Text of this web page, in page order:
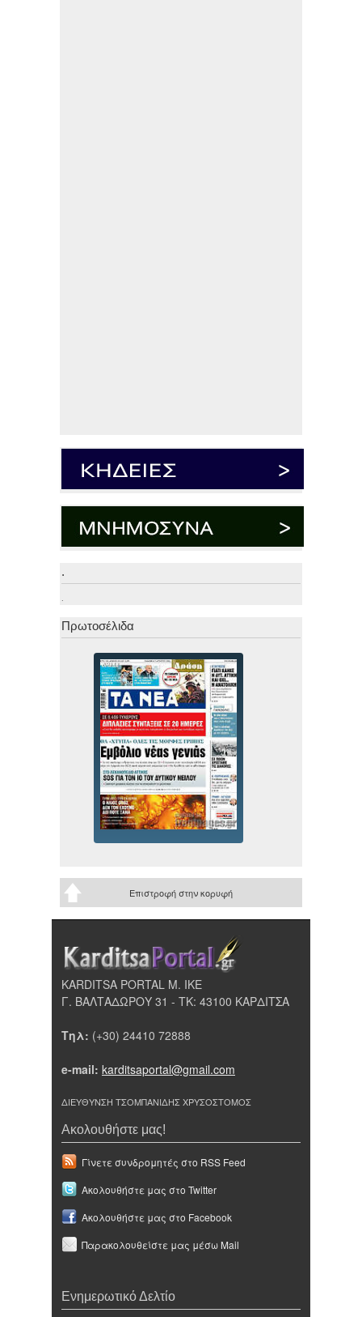
.
.
Πρωτοσέλιδα
Επιστροφή στην κορυφή
KARDITSA PORTAL Μ. ΙΚΕ
Γ. ΒΑΛΤΑΔΩΡΟΥ 31 - ΤΚ: 43100 ΚΑΡΔΙΤΣΑ
Τηλ: (+30) 24410 72888
e-mail: karditsaportal@gmail.com
ΔΙΕΥΘΥΝΣΗ ΤΣΟΜΠΑΝΙΔΗΣ ΧΡΥΣΟΣΤΟΜΟΣ
Ακολουθήστε μας!
Γίνετε συνδρομητές στο RSS Feed
Ακολουθήστε μας στο Twitter
Ακολουθήστε μας στο Facebook
Παρακολουθείστε μας μέσω Mail
Ενημερωτικό Δελτίο